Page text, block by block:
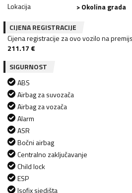
Lokacija
> Okolina grada
CIJENA REGISTRACIJE
Cijena registracije za ovo vozilo na
211.17 €
SIGURNOST
ABS
Airbag za suvozača
Airbag za vozača
Alarm
ASR
Bočni airbag
Centralno zaključavanje
Child lock
ESP
Isofix sjedišta